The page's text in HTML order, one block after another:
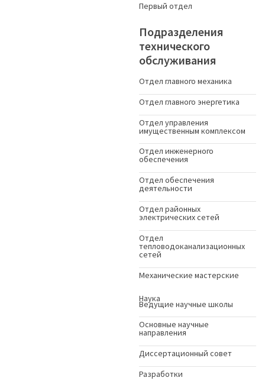
Первый отдел
Подразделения
технического
обслуживания
Отдел главного механика
Отдел главного энергетика
Отдел управления
имущественным комплексом
Отдел инженерного
обеспечения
Отдел обеспечения
деятельности
Отдел районных
электрических сетей
Отдел
тепловодоканализационных
сетей
Механические мастерские
Наука
Ведущие научные школы
Основные научные
направления
Диссертационный совет
Разработки